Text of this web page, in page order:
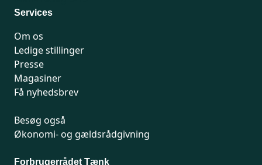
Services
Om os
Ledige stillinger
Presse
Magasiner
Få nyhedsbrev
Besøg også
Økonomi- og gældsrådgivning
Forbrugerrådet Tænk